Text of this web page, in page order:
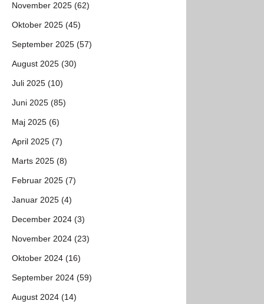
November 2025 (62)
Oktober 2025 (45)
September 2025 (57)
August 2025 (30)
Juli 2025 (10)
Juni 2025 (85)
Maj 2025 (6)
April 2025 (7)
Marts 2025 (8)
Februar 2025 (7)
Januar 2025 (4)
December 2024 (3)
November 2024 (23)
Oktober 2024 (16)
September 2024 (59)
August 2024 (14)